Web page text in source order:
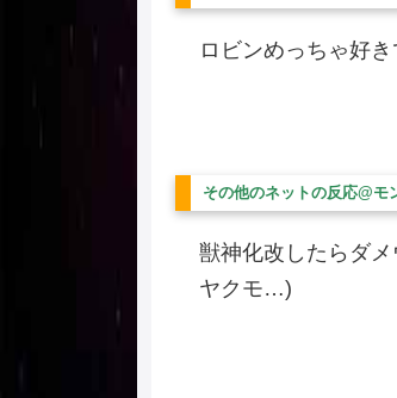
ロビンめっちゃ好
その他のネットの反応@モ
獣神化改したらダ
ヤクモ…)